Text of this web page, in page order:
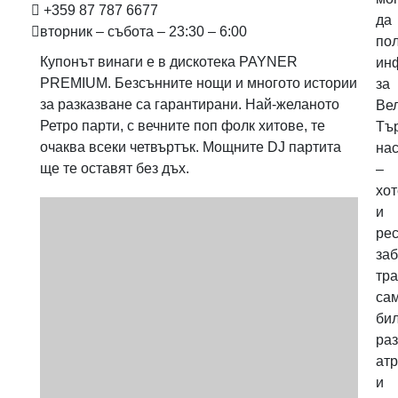
+359 87 787 6677
вторник – събота – 23:30 – 6:00
Купонът винаги е в дискотека PAYNER
PREMIUM. Безсънните нощи и многото истории
за разказване са гарантирани. Най-желаното
Ретро парти, с вечните поп фолк хитове, те
очаква всеки четвъртък. Мощните DJ партита
ще те оставят без дъх.
да
за
–
и
и